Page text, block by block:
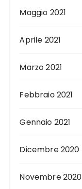
Maggio 2021
Aprile 2021
Marzo 2021
Febbraio 2021
Gennaio 2021
Dicembre 2020
Novembre 2020